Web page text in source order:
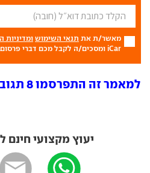
מאשר/ת את תנאי השימוש ומדיניות
iCar ומסכים/ה לקבל מכם דברי פרסום.
למאמר זה התפרסמו 8 תגובות
יעוץ מקצועי חינם